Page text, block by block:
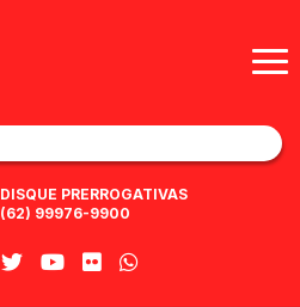
DISQUE PRERROGATIVAS
(62) 99976-9900